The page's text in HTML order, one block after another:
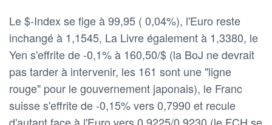
Le $-Index se fige à 99,95 ( 0,04%), l'Euro reste
inchangé à 1,1545, La Livre également à 1,3380, le
Yen s'effrite de -0,1% à 160,50/$ (la BoJ ne devrait
pas tarder à intervenir, les 161 sont une "ligne
rouge" pour le gouvernement japonais), le Franc
suisse s'effrite de -0,15% vers 0,7990 et recule